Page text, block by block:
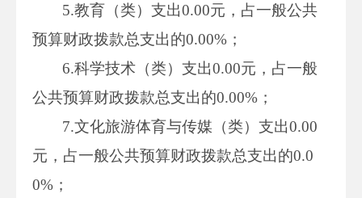
5.教育（类）支出0.00元，占一般公共
预算财政拨款总支出的0.00%；
6.科学技术（类）支出0.00元，占一般
公共预算财政拨款总支出的0.00%；
7.文化旅游体育与传媒（类）支出0.00
元，占一般公共预算财政拨款总支出的0.0
0%；